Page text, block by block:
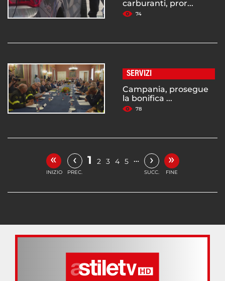
carburanti, pror...
74
SERVIZI
Campania, prosegue
la bonifica ...
78
«
INIZIO
‹
PREC.
1 2 3 4 5 … ›
SUCC.
»
FINE